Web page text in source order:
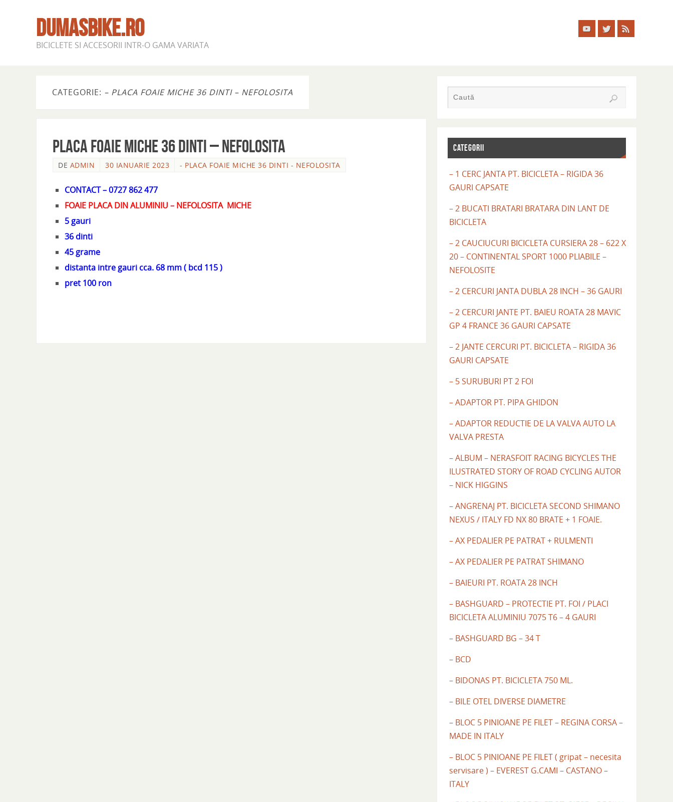
DUMASBIKE.RO
BICICLETE SI ACCESORII INTR-O GAMA VARIATA
CATEGORIE: – PLACA FOAIE MICHE 36 DINTI – NEFOLOSITA
PLACA FOAIE MICHE 36 DINTI – NEFOLOSITA
DE ADMIN 30 IANUARIE 2023 - PLACA FOAIE MICHE 36 DINTI - NEFOLOSITA
CONTACT – 0727 862 477
FOAIE PLACA DIN ALUMINIU – NEFOLOSITA MICHE
5 gauri
36 dinti
45 grame
distanta intre gauri cca. 68 mm ( bcd 115 )
pret 100 ron
CATEGORII
– 1 CERC JANTA PT. BICICLETA – RIGIDA 36
GAURI CAPSATE
– 2 BUCATI BRATARI BRATARA DIN LANT DE
BICICLETA
– 2 CAUCIUCURI BICICLETA CURSIERA 28 – 622 X
20 – CONTINENTAL SPORT 1000 PLIABILE –
NEFOLOSITE
– 2 CERCURI JANTA DUBLA 28 INCH – 36 GAURI
– 2 CERCURI JANTE PT. BAIEU ROATA 28 MAVIC
GP 4 FRANCE 36 GAURI CAPSATE
– 2 JANTE CERCURI PT. BICICLETA – RIGIDA 36
GAURI CAPSATE
– 5 SURUBURI PT 2 FOI
– ADAPTOR PT. PIPA GHIDON
– ADAPTOR REDUCTIE DE LA VALVA AUTO LA
VALVA PRESTA
– ALBUM – NERASFOIT RACING BICYCLES THE
ILUSTRATED STORY OF ROAD CYCLING AUTOR
– NICK HIGGINS
– ANGRENAJ PT. BICICLETA SECOND SHIMANO
NEXUS / ITALY FD NX 80 BRATE + 1 FOAIE.
– AX PEDALIER PE PATRAT + RULMENTI
– AX PEDALIER PE PATRAT SHIMANO
– BAIEURI PT. ROATA 28 INCH
– BASHGUARD – PROTECTIE PT. FOI / PLACI
BICICLETA ALUMINIU 7075 T6 – 4 GAURI
– BASHGUARD BG – 34 T
– BCD
– BIDONAS PT. BICICLETA 750 ML.
– BILE OTEL DIVERSE DIAMETRE
– BLOC 5 PINIOANE PE FILET – REGINA CORSA –
MADE IN ITALY
– BLOC 5 PINIOANE PE FILET ( gripat – necesita
servisare ) – EVEREST G.CAMI – CASTANO –
ITALY